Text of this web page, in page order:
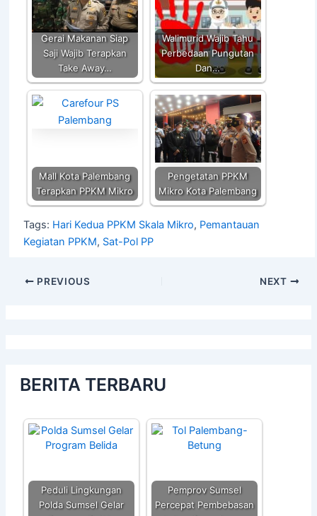
p o
k
k
Gerai Makanan Siap
Saji Wajib Terapkan
Take Away…
Walimurid Wajib Tahu
Perbedaan Pungutan
Dan…
Mall Kota Palembang
Terapkan PPKM Mikro
Pengetatan PPKM
Mikro Kota Palembang
Tags: Hari Kedua PPKM Skala Mikro, Pemantauan
Kegiatan PPKM, Sat-Pol PP
PREVIOUS NEXT
BERITA TERBARU
Peduli Lingkungan
Polda Sumsel Gelar
Pemprov Sumsel
Percepat Pembebasan